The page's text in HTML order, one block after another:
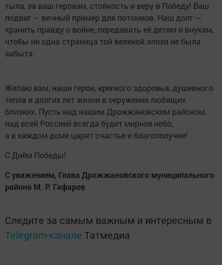
тыла, за ваш героизм, стойкость и веру в Победу! Ваш
подвиг — вечный пример для потомков. Наш долг —
хранить правду о войне, передавать её детям и внукам,
чтобы ни одна страница той великой эпохи не была
забыта.
Желаю вам, наши герои, крепкого здоровья, душевного
тепла и долгих лет жизни в окружении любящих
близких. Пусть над нашим Дрожжановским районом,
над всей Россией всегда будет мирное небо,
а в каждом доме царят счастье и благополучие!
С Днём Победы!
С уважением, Глава Дрожжановского муниципального
района М. Р. Гафаров
Следите за самым важным и интересным в
Telegram-канале Татмедиа